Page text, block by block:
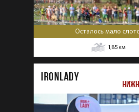
Осталось мало
1,85 км
IRONLADY